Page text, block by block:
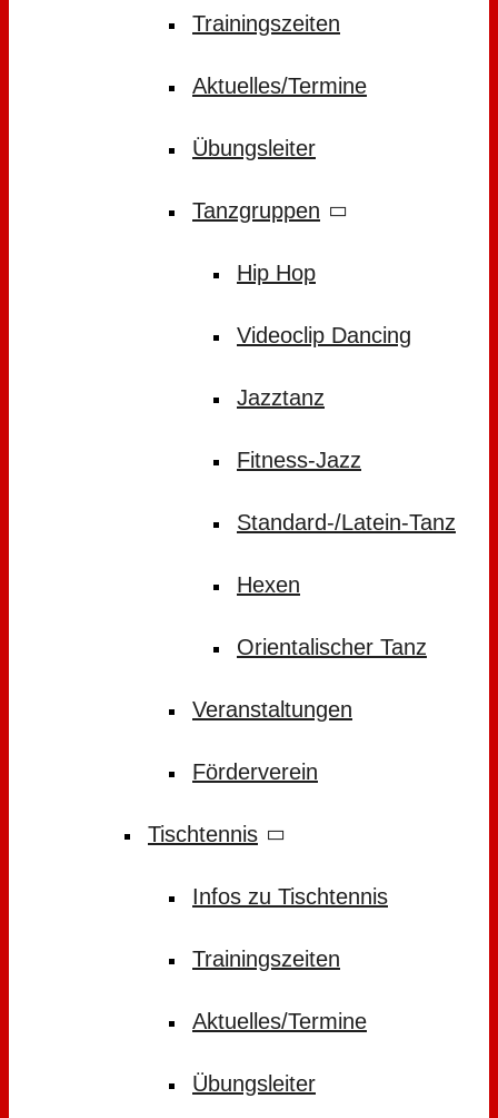
Trainingszeiten
Aktuelles/Termine
Übungsleiter
Tanzgruppen
Hip Hop
Videoclip Dancing
Jazztanz
Fitness-Jazz
Standard-/Latein-Tanz
Hexen
Orientalischer Tanz
Veranstaltungen
Förderverein
Tischtennis
Infos zu Tischtennis
Trainingszeiten
Aktuelles/Termine
Übungsleiter